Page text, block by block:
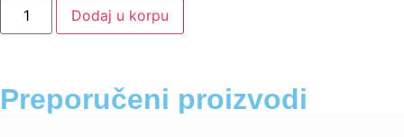
Dodaj u korpu
Preporučeni proizvodi